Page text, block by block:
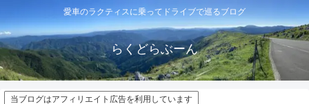
愛車のラクティスに乗ってドライブで巡るブログ
らくどらぶーん
当ブログはアフィリエイト広告を利用しています